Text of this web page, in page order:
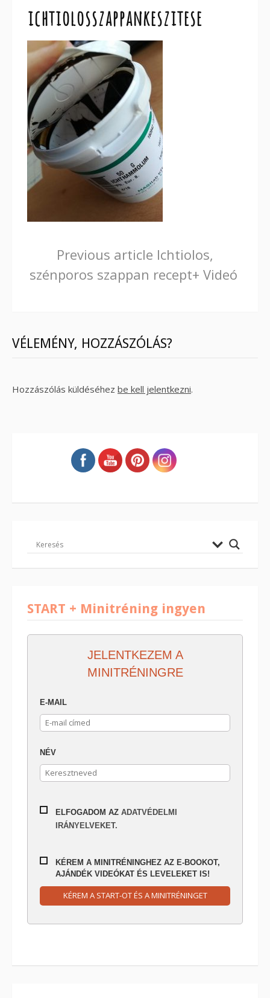
ichtiolosszappankeszitese
Continue
Reading
Previous article Ichtiolos,
szénporos szappan recept+ Videó
VÉLEMÉNY, HOZZÁSZÓLÁS?
Hozzászólás küldéséhez be kell jelentkezni.
START + Minitréning ingyen
JELENTKEZEM A
MINITRÉNINGRE
E-MAIL
NÉV
ELFOGADOM AZ ADATVÉDELMI
IRÁNYELVEKET.
KÉREM A MINITRÉNINGHEZ AZ E-BOOKOT,
AJÁNDÉK VIDEÓKAT ÉS LEVELEKET IS!
KÉREM A START-OT ÉS A MINITRÉNINGET